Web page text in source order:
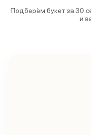
Подберём букет за 30
и